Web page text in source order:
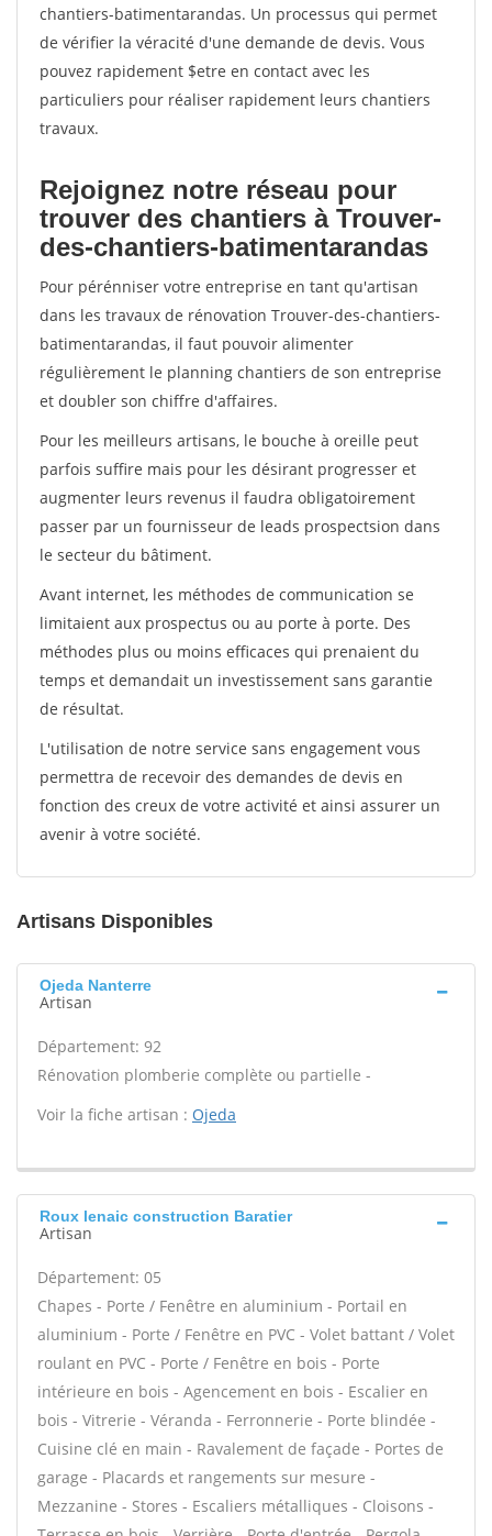
chantiers-batimentarandas. Un processus qui permet
de vérifier la véracité d'une demande de devis. Vous
pouvez rapidement $etre en contact avec les
particuliers pour réaliser rapidement leurs chantiers
travaux.
Rejoignez notre réseau pour
trouver des chantiers à Trouver-
des-chantiers-batimentarandas
Pour pérénniser votre entreprise en tant qu'artisan
dans les travaux de rénovation Trouver-des-chantiers-
batimentarandas, il faut pouvoir alimenter
régulièrement le planning chantiers de son entreprise
et doubler son chiffre d'affaires.
Pour les meilleurs artisans, le bouche à oreille peut
parfois suffire mais pour les désirant progresser et
augmenter leurs revenus il faudra obligatoirement
passer par un fournisseur de leads prospectsion dans
le secteur du bâtiment.
Avant internet, les méthodes de communication se
limitaient aux prospectus ou au porte à porte. Des
méthodes plus ou moins efficaces qui prenaient du
temps et demandait un investissement sans garantie
de résultat.
L'utilisation de notre service sans engagement vous
permettra de recevoir des demandes de devis en
fonction des creux de votre activité et ainsi assurer un
avenir à votre société.
Artisans Disponibles
Ojeda Nanterre
Artisan
Département: 92
Rénovation plomberie complète ou partielle -
Voir la fiche artisan : Ojeda
Roux lenaic construction Baratier
Artisan
Département: 05
Chapes - Porte / Fenêtre en aluminium - Portail en
aluminium - Porte / Fenêtre en PVC - Volet battant / Volet
roulant en PVC - Porte / Fenêtre en bois - Porte
intérieure en bois - Agencement en bois - Escalier en
bois - Vitrerie - Véranda - Ferronnerie - Porte blindée -
Cuisine clé en main - Ravalement de façade - Portes de
garage - Placards et rangements sur mesure -
Mezzanine - Stores - Escaliers métalliques - Cloisons -